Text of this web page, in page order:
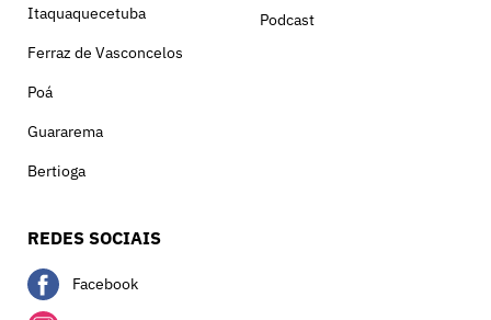
Itaquaquecetuba
Ferraz de Vasconcelos
Poá
Guararema
Bertioga
Podcast
REDES SOCIAIS
Facebook